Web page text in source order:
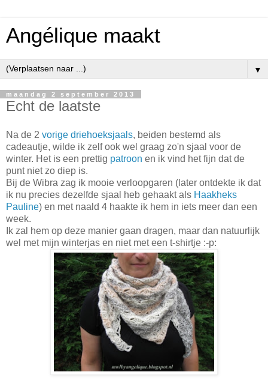
Angélique maakt
▼
maandag 2 september 2013
Echt de laatste
Na de 2 vorige driehoeksjaals, beiden bestemd als
cadeautje, wilde ik zelf ook wel graag zo'n sjaal voor de
winter. Het is een prettig patroon en ik vind het fijn dat de
punt niet zo diep is.
Bij de Wibra zag ik mooie verloopgaren (later ontdekte ik dat
ik nu precies dezelfde sjaal heb gehaakt als Haakheks
Pauline) en met naald 4 haakte ik hem in iets meer dan een
week.
Ik zal hem op deze manier gaan dragen, maar dan natuurlijk
wel met mijn winterjas en niet met een t-shirtje :-p: